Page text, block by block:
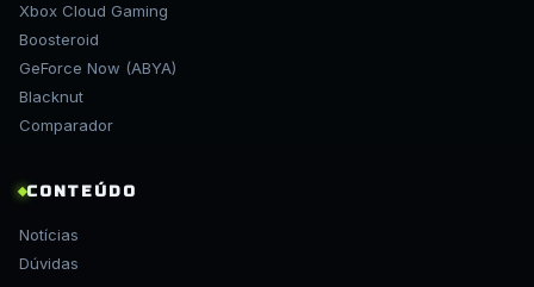
Xbox Cloud Gaming
Boosteroid
GeForce Now (ABYA)
Blacknut
Comparador
CONTEÚDO
Notícias
Dúvidas